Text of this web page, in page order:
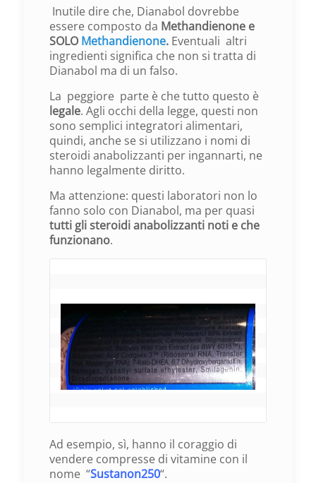
Inutile dire che, Dianabol dovrebbe
essere composto da Methandienone e
SOLO Methandienone. Eventuali altri
ingredienti significa che non si tratta di
Dianabol ma di un falso.
La peggiore parte è che tutto questo è
legale. Agli occhi della legge, questi non
sono semplici integratori alimentari,
quindi, anche se si utilizzano i nomi di
steroidi anabolizzanti per ingannarti, ne
hanno legalmente diritto.
Ma attenzione: questi laboratori non lo
fanno solo con Dianabol, ma per quasi
tutti gli steroidi anabolizzanti noti e che
funzionano.
Ad esempio, sì, hanno il coraggio di
vendere compresse di vitamine con il
nome “Sustanon250“.